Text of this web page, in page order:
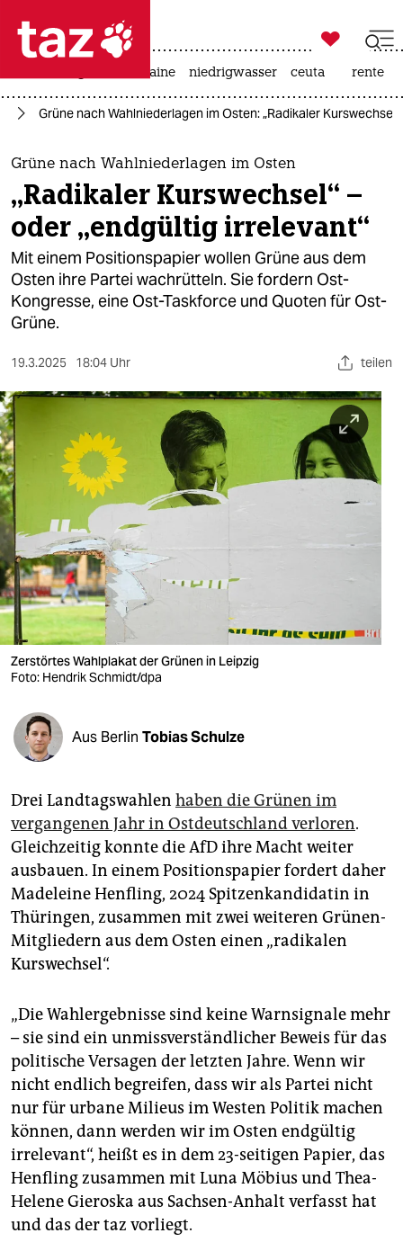
 taz zahl ich
taz zahl ich
themen
politik
öko
gesellschaft
kultur
sport
berlin
nord
wahrheit
verlag
verlag
veranstaltungen
shop
fragen & hilfe
abo
epaper login

taz zahl ich
krieg in der ukraine niedrigwasser ceuta rente
Grüne nach Wahlniederlagen im Osten: „Radikaler
Grüne nach Wahlniederlagen im Osten
„Radikaler Kurswechsel“ –
oder „endgültig irrelevant“
Mit einem Positionspapier wollen Grüne aus dem
Osten ihre Partei wachrütteln. Sie fordern Ost-
Kongresse, eine Ost-Taskforce und Quoten für Ost-
Grüne.
19.3.2025 18:04 Uhr teilen
Zerstörtes Wahlplakat der Grünen in Leipzig
Foto: Hendrik Schmidt/dpa
Aus Berlin Tobias Schulze
Drei Landtagswahlen haben die Grünen im
vergangenen Jahr in Ostdeutschland verloren.
Gleichzeitig konnte die AfD ihre Macht weiter
ausbauen. In einem Positionspapier fordert daher
Madeleine Henfling, 2024 Spitzenkandidatin in
Thüringen, zusammen mit zwei weiteren Grünen-
Mitgliedern aus dem Osten einen „radikalen
Kurswechsel“.
„Die Wahlergebnisse sind keine Warnsignale mehr
– sie sind ein unmissverständlicher Beweis für das
politische Versagen der letzten Jahre. Wenn wir
nicht endlich begreifen, dass wir als Partei nicht
nur für urbane Milieus im Westen Politik machen
können, dann werden wir im Osten endgültig
irrelevant“, heißt es in dem 23-seitigen Papier, das
Henf­ling zusammen mit Luna Möbius und Thea-
Helene Gieroska aus Sachsen-Anhalt verfasst hat
und das der taz vorliegt.